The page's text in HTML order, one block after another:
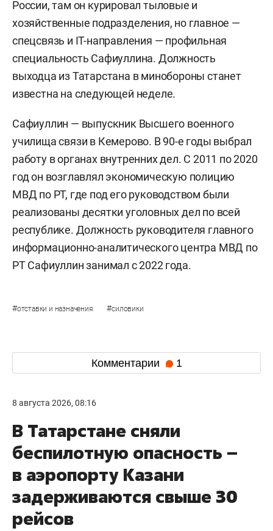
России, там он курировал тыловые и
хозяйственные подразделения, но главное —
спецсвязь и IT-направления — профильная
специальность Сафиуллина. Должность
выходца из Татарстана в минобороны станет
известна на следующей неделе.
Сафиуллин — выпускник Высшего военного
училища связи в Кемерово. В 90-е годы выбрал
работу в органах внутренних дел. С 2011 по 2020
год он возглавлял экономическую полицию
МВД по РТ, где под его руководством были
реализованы десятки уголовных дел по всей
республике. Должность руководителя главного
информационно-аналитического центра МВД по
РТ Сафиуллин занимал с 2022 года.
#отставки и назначения #силовики
Комментарии 1
8 августа 2026, 08:16
В Татарстане сняли
беспилотную опасность –
в аэропорту Казани
задерживаются свыше 30
рейсов